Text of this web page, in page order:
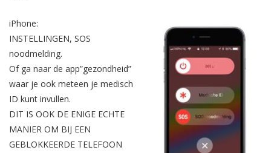
iPhone:
INSTELLINGEN, SOS
noodmelding.
Of ga naar de app”gezondheid”
waar je ook meteen je medisch
ID kunt invullen.
DIT IS OOK DE ENIGE ECHTE
MANIER OM BIJ EEN
GEBLOKKEERDE TELEFOON